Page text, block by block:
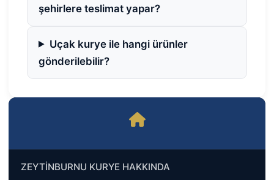
ZEYTİNBURNU KURYE HAKKINDA
şehirlere teslimat yapar?
Uçak kurye ile hangi ürünler
gönderilebilir?